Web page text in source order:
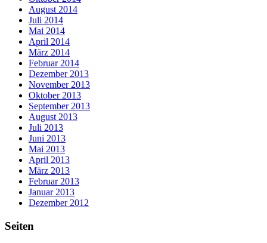
August 2014
Juli 2014
Mai 2014
April 2014
März 2014
Februar 2014
Dezember 2013
November 2013
Oktober 2013
September 2013
August 2013
Juli 2013
Juni 2013
Mai 2013
April 2013
März 2013
Februar 2013
Januar 2013
Dezember 2012
Seiten